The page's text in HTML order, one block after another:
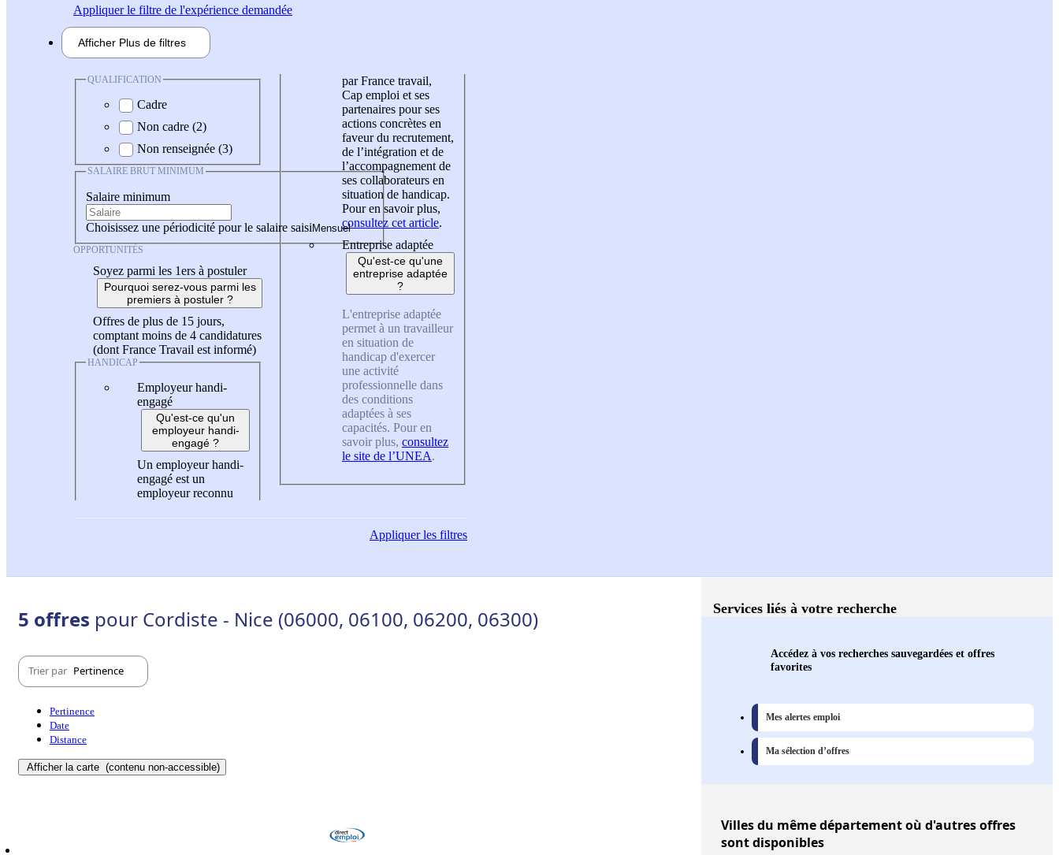
Appliquerle filtre de l'expérience demandée
Afficher Plus de filtres
QUALIFICATION
Cadre
Non cadre (2)
Non renseignée (3)
SALAIRE BRUT MINIMUM
Salaire minimum
Choisissez une périodicité pour le salaire saisi
OPPORTUNITÉS
Soyez parmi les 1ers à postuler
Pourquoi serez-vous parmi les
premiers à postuler ?
Offres de plus de 15 jours,
comptant moins de 4 candidatures
(dont France Travail est informé)
HANDICAP
Employeur handi-
engagé
Qu'est-ce qu'un
employeur handi-
engagé ?
Un employeur handi-
engagé est un
employeur reconnu
par France travail,
Cap emploi et ses
partenaires pour ses
actions concrètes en
faveur du recrutement,
de l’intégration et de
l’accompagnement de
ses collaborateurs en
situation de handicap.
Pour en savoir plus,
consultez cet article.
Entreprise adaptée
Qu'est-ce qu'une
entreprise adaptée
?
L'entreprise adaptée
permet à un travailleur
en situation de
handicap d'exercer
une activité
professionnelle dans
des conditions
adaptées à ses
capacités. Pour en
savoir plus, consultez
le site de l’UNEA.
Appliquerles filtres
5 offres pour Cordiste - Nice (06000, 06100, 06200, 06300)
Trier par Pertinence
Pertinence
Date
Distance
Afficher la carte (contenu non-accessible)
Services liés à votre recherche
Accédez à vos recherches sauvegardées et offres
favorites
Mes alertes emploi
Ma sélection d’offres
Villesdu même département où d'autres offres
sont disponibles